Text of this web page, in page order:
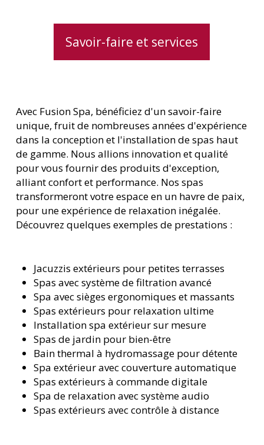
Savoir-faire et services
Avec Fusion Spa, bénéficiez d'un savoir-faire
unique, fruit de nombreuses années d'expérience
dans la conception et l'installation de spas haut
de gamme. Nous allions innovation et qualité
pour vous fournir des produits d'exception,
alliant confort et performance. Nos spas
transformeront votre espace en un havre de paix,
pour une expérience de relaxation inégalée.
Découvrez quelques exemples de prestations :
Jacuzzis extérieurs pour petites terrasses
Spas avec système de filtration avancé
Spa avec sièges ergonomiques et massants
Spas extérieurs pour relaxation ultime
Installation spa extérieur sur mesure
Spas de jardin pour bien-être
Bain thermal à hydromassage pour détente
Spa extérieur avec couverture automatique
Spas extérieurs à commande digitale
Spa de relaxation avec système audio
Spas extérieurs avec contrôle à distance